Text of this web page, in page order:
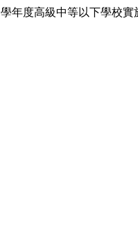
學年度高級中等以下學校